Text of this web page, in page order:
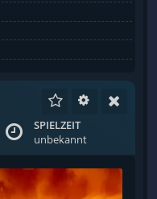
SPIELZEIT
unbekannt